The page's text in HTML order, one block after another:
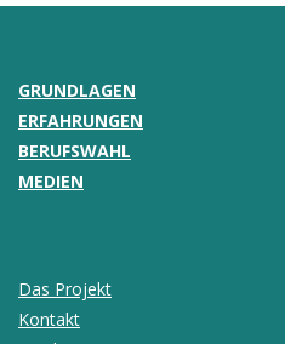
GRUNDLAGEN
ERFAHRUNGEN
BERUFSWAHL
MEDIEN
Das Projekt
Kontakt